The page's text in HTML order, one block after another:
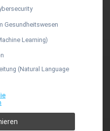
Gesundheitswesen
Learning)
(Natural Language